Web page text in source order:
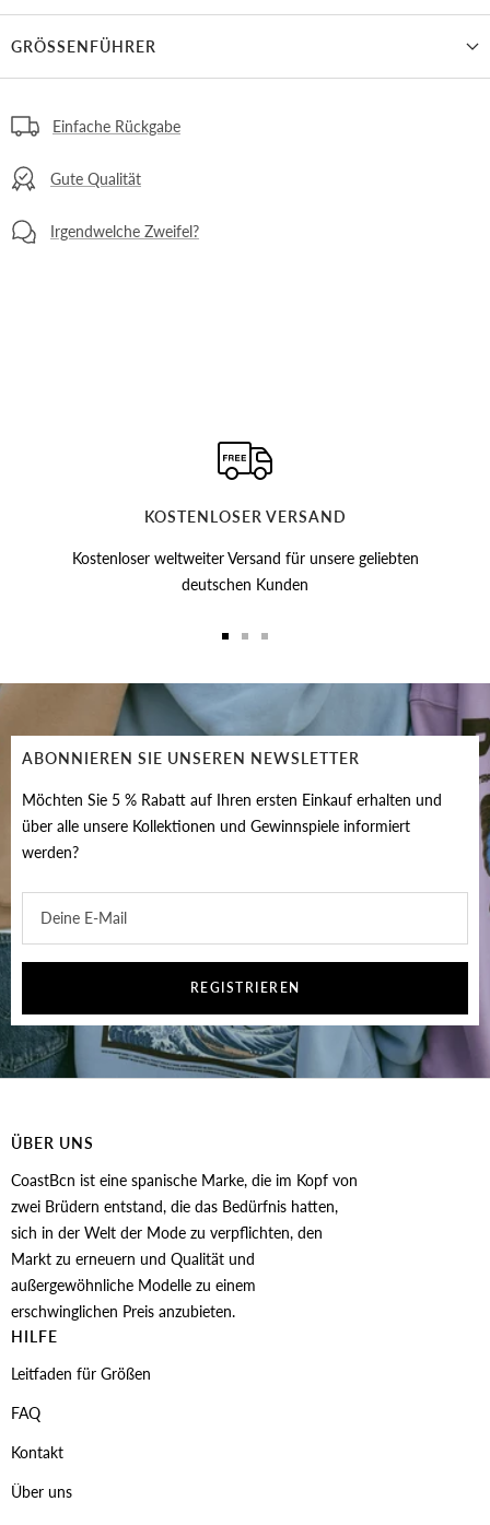
GRÖSSENFÜHRER
Einfache Rückgabe
Gute Qualität
Irgendwelche Zweifel?
KOSTENLOSER VERSAND
Kostenloser weltweiter Versand für unsere geliebten
deutschen Kunden
gehen
ABONNIEREN SIE UNSEREN NEWSLETTER
Möchten Sie 5 % Rabatt auf Ihren ersten Einkauf erhalten und
über alle unsere Kollektionen und Gewinnspiele informiert
werden?
Deine E-Mail
REGISTRIEREN
ÜBER UNS
CoastBcn ist eine spanische Marke, die im Kopf von
zwei Brüdern entstand, die das Bedürfnis hatten,
sich in der Welt der Mode zu verpflichten, den
Markt zu erneuern und Qualität und
außergewöhnliche Modelle zu einem
erschwinglichen Preis anzubieten.
HILFE
Leitfaden für Größen
FAQ
Kontakt
Über uns